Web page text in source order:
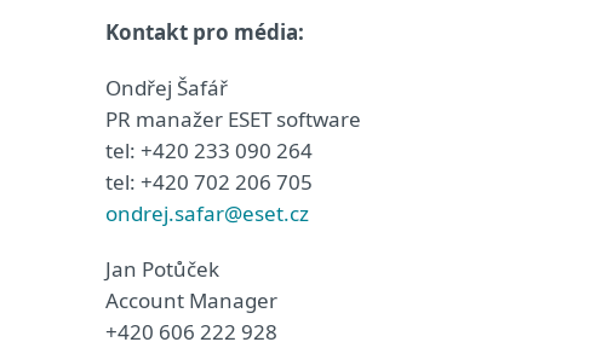
Kontakt pro média:
Ondřej Šafář
PR manažer ESET software
tel: +420 233 090 264
tel: +420 702 206 705
ondrej.safar@eset.cz
Jan Potůček
Account Manager
+420 606 222 928